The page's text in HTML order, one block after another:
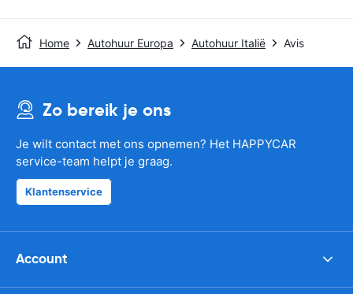
Home Autohuur Europa Autohuur Italië Avis
Zo bereik je ons
Je wilt contact met ons opnemen? Het HAPPYCAR
service-team helpt je graag.
Klantenservice
Account